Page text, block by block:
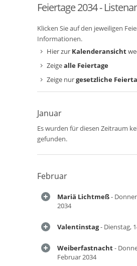
Feiertage 2034 -
Klicken Sie auf den jeweiligen
Informationen.
Hier zur Kalenderansicht
Zeigealle Feiertage
Zeige nurgesetzliche
Januar
Es wurden für diesen Zeitraum
gefunden.
Februar
Mariä Lichtmeß-
2034
Valentinstag- Dienstag,
Weiberfastnacht-
Februar 2034